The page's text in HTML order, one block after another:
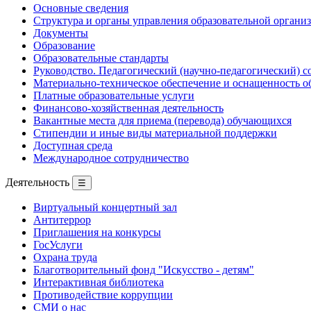
Основные сведения
Структура и органы управления образовательной
Документы
Образование
Образовательные стандарты
Руководство. Педагогический (научно-педагогический)
Материально-техническое обеспечение и оснащенность
Платные образовательные услуги
Финансово-хозяйственная деятельность
Вакантные места для приема (перевода) обучающихся
Стипендии и иные виды материальной поддержки
Доступная среда
Международное сотрудничество
Деятельность ☰
Виртуальный концертный зал
Антитеррор
Приглашения на конкурсы
ГосУслуги
Охрана труда
Благотворительный фонд "Искусство - детям"
Интерактивная библиотека
Противодействие коррупции
СМИ о нас